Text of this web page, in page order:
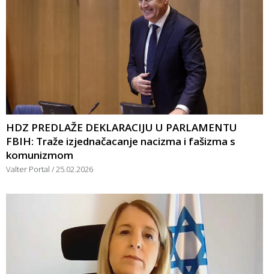
HDZ PREDLAŽE DEKLARACIJU U PARLAMENTU
FBIH: Traže izjednačacanje nacizma i fašizma s
komunizmom
Valter Portal 25.02.2026